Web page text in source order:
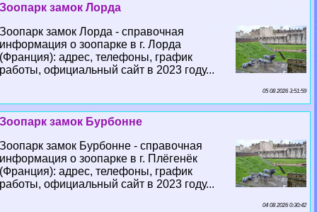
Зоопарк замок Лорда
Зоопарк замок Лорда - справочная
информация о зоопарке в г. Лорда
(Франция): адрес, телефоны, график
работы, официальный сайт в 2023 году...
05 08 2026 3:51:59
Зоопарк замок Бурбонне
Зоопарк замок Бурбонне - справочная
информация о зоопарке в г. Плёгенёк
(Франция): адрес, телефоны, график
работы, официальный сайт в 2023 году...
04 08 2026 0:30:42